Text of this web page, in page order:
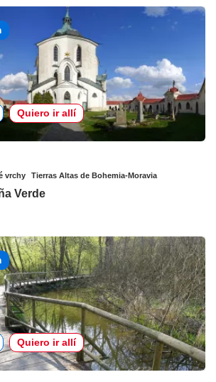
Quiero ir allí
vrchy Tierras Altas de Bohemia-Moravia
Verde
Quiero ir allí